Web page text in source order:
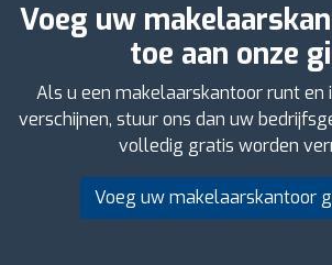
Voeg uw
toe aan onze
Als u een makelaarskantoor runt en
verschijnen, stuur ons dan uw
volledig gratis worden
Voeg uw makelaarskantoor